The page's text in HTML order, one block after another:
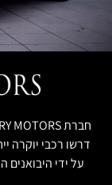
דרשו רכבי יוקרה
על ידי